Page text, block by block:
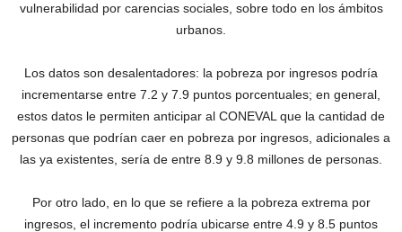
vulnerabilidad por carencias sociales, sobre todo en los ámbitos
urbanos.
Los datos son desalentadores: la pobreza por ingresos podría
incrementarse entre 7.2 y 7.9 puntos porcentuales; en general,
estos datos le permiten anticipar al CONEVAL que la cantidad de
personas que podrían caer en pobreza por ingresos, adicionales a
las ya existentes, sería de entre 8.9 y 9.8 millones de personas.
Por otro lado, en lo que se refiere a la pobreza extrema por
ingresos, el incremento podría ubicarse entre 4.9 y 8.5 puntos